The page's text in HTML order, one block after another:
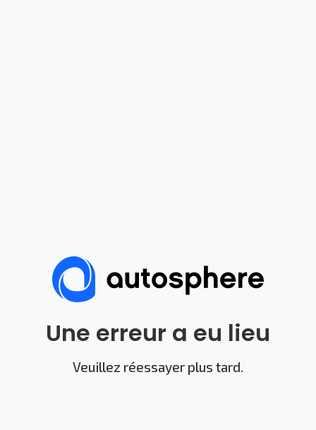
Une erreur a eu lieu
Veuillez réessayer plus tard.